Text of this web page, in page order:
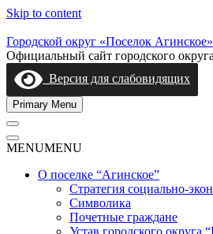
Skip to content
Городской округ «Поселок Агинское»
Официальный сайт городского
Версия для слабовидящих
Primary Menu
MENUMENU
О поселке “Агинское”
Стратегия социально-
Символика
Почетные граждане
Устав городского округа